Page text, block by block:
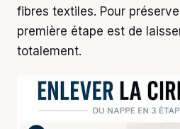
fibres textiles. Pour
première étape est de
totalement.